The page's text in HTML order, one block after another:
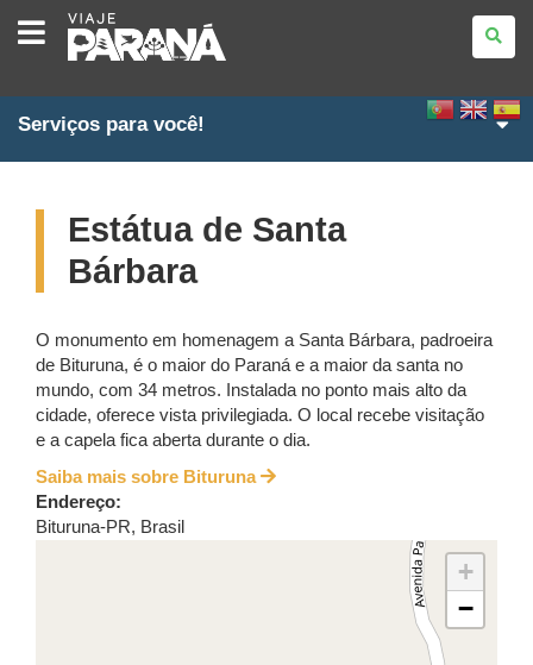
VIAJE
PARANÁ
Serviços para você!
Estátua de Santa
Bárbara
O monumento em homenagem a Santa Bárbara, padroeira
de Bituruna, é o maior do Paraná e a maior da santa no
mundo, com 34 metros. Instalada no ponto mais alto da
cidade, oferece vista privilegiada. O local recebe visitação
e a capela fica aberta durante o dia.
Saiba mais sobre Bituruna
Endereço:
Bituruna-PR, Brasil
+
−